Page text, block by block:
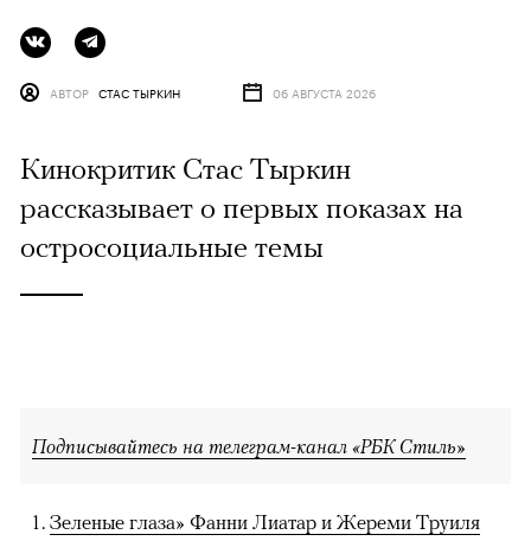
АВТОР СТАС ТЫРКИН 06 АВГУСТА 2026
Кинокритик Стас Тыркин
рассказывает о первых показах на
остросоциальные темы
Подписывайтесь на телеграм-канал «РБК Стиль»
Зеленые глаза» Фанни Лиатар и Жереми Труиля